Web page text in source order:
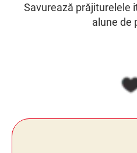
Savurează prăjiturelele
alune de